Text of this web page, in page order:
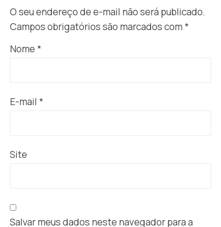
O seu endereço de e-mail não será publicado.
Campos obrigatórios são marcados com*
Nome *
E-mail *
Site
Salvar meus dados neste navegador para a